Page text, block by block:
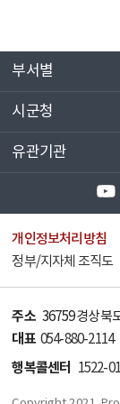
부서별
시군청
유관기관
개인정보처리방침
정부/지자체 조직도
주소 36759 경상북
대표 054-880-2114
행복콜센터 1522-